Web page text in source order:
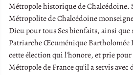
Métropole historique de Chalcédoine.
Métropolite de Chalcédoine
Dieu pour tous Ses bienfaits, ainsi que
Patriarche Œcuménique Bartholomée
cette élection qui l’honore, et prie pour
Métropole de France qu’il a servis